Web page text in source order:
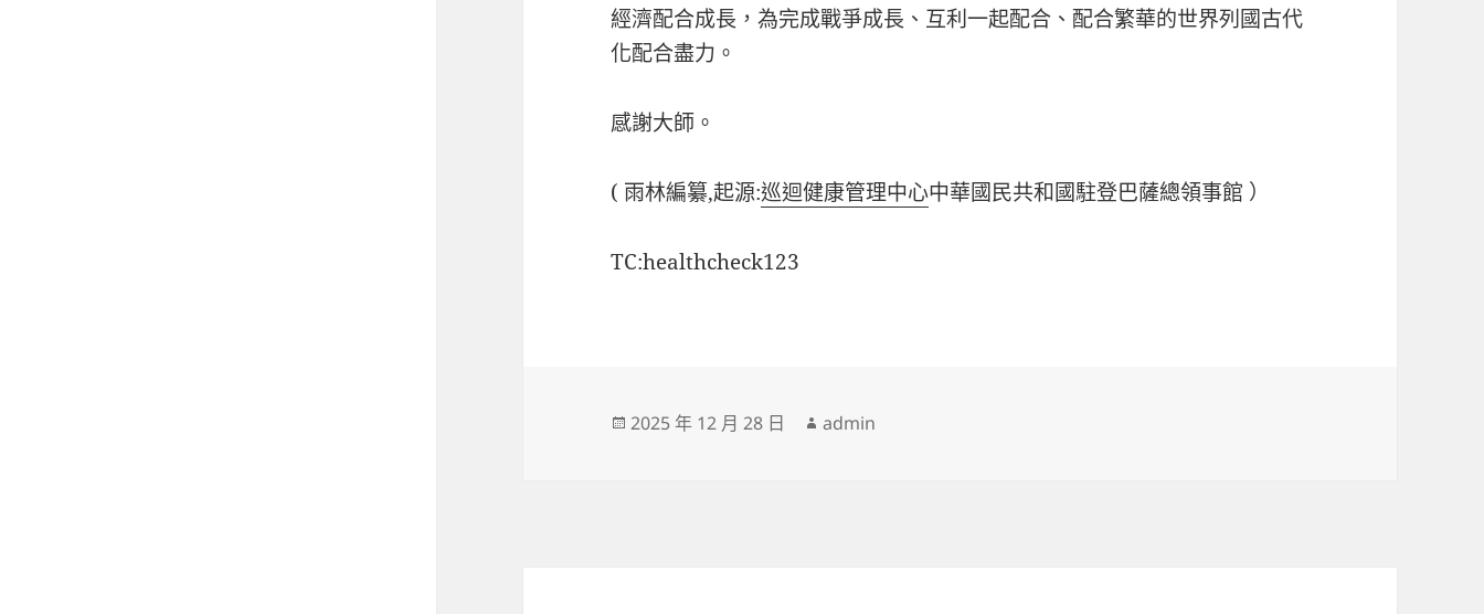
經濟配合成長，為完成戰爭成長、互利一起配合、配合繁華的世界列國古代
化配合盡力。
感謝大師。
( 雨林編纂,起源:巡迴健康管理中心中華國民共和國駐登巴薩總領事館 ）
TC:healthcheck123
發
2025 年 12 月 28 日
作
admin